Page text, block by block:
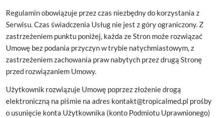
Regulamin obowiązuje przez czas niezbędny do korzystania z
Serwisu. Czas świadczenia Usług nie jest z góry ograniczony. Z
zastrzeżeniem punktu poniżej, każda ze Stron może rozwiązać
Umowę bez podania przyczyn w trybie natychmiastowym, z
zastrzeżeniem zachowania praw nabytych przez drugą Stronę
przed rozwiązaniem Umowy.
Użytkownik rozwiązuje Umowę poprzez złożenie drogą
elektroniczną na piśmie na adres kontakt@tropicalmed.pl prośby
o usunięcie konta Użytkownika (konto Podmiotu Uprawnionego)